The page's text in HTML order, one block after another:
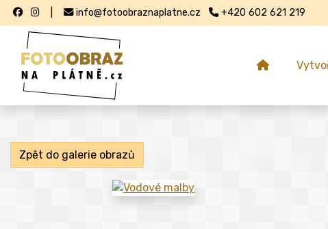
info@fotoobraznaplatne.cz +420 602 621 219
Zpět do galerie obrazů